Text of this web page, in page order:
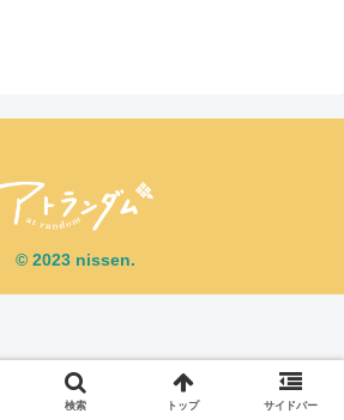
© 2023 nissen.
検索 トップ サイドバー